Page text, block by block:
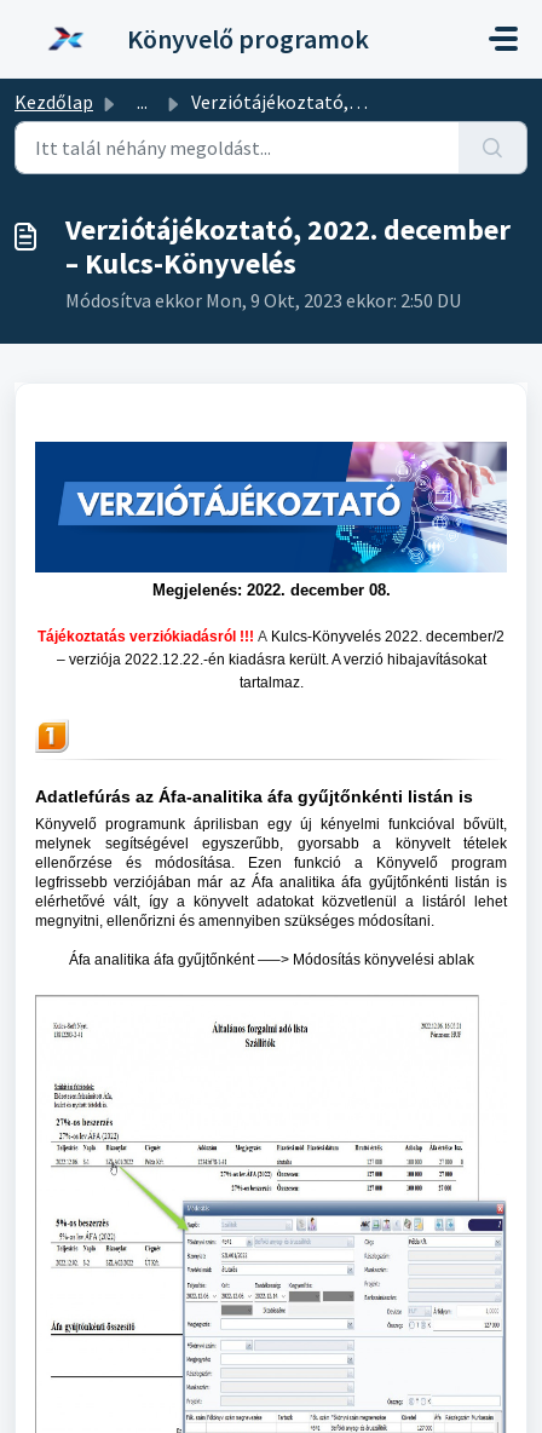
Könyvelő programok
Kezdőlap ... Verziótájékoztató, 2022. december – Kulcs-Könyvelés
Verziótájékoztató, 2022. december
– Kulcs-Könyvelés
Módosítva ekkor Mon, 9 Okt, 2023 ekkor: 2:50 DU
Megjelenés: 2022. december 08.
Tájékoztatás verziókiadásról !!! A Kulcs-Könyvelés 2022. december/2
– verziója 2022.12.22.-én kiadásra került. A verzió hibajavításokat
tartalmaz.
Adatlefúrás az Áfa-analitika áfa gyűjtőnkénti listán is
Könyvelő programunk áprilisban egy új kényelmi funkcióval bővült,
melynek segítségével egyszerűbb, gyorsabb a könyvelt tételek
ellenőrzése és módosítása. Ezen funkció a Könyvelő program
legfrissebb verziójában már az Áfa analitika áfa gyűjtőnkénti listán is
elérhetővé vált, így a könyvelt adatokat közvetlenül a listáról lehet
megnyitni, ellenőrizni és amennyiben szükséges módosítani.
Áfa analitika áfa gyűjtőnként —–> Módosítás könyvelési ablak